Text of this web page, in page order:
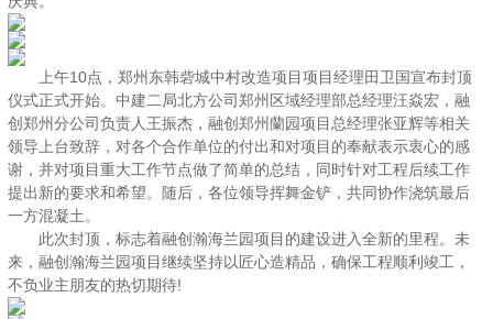
上午10点，郑州东韩砦城中村改造项目项目经理田卫国宣布封顶
仪式正式开始。中建二局北方公司郑州区域经理部总经理汪焱宏，融
创郑州分公司负责人王振杰，融创郑州蘭园项目总经理张亚辉等相关
领导上台致辞，对各个合作单位的付出和对项目的奉献表示衷心的感
谢，并对项目重大工作节点做了简单的总结，同时针对工程后续工作
提出新的要求和希望。随后，各位领导挥舞金铲，共同协作浇筑最后
一方混凝土。
此次封顶，标志着融创瀚海兰园项目的建设进入全新的里程。未
来，融创瀚海兰园项目继续坚持以匠心造精品，确保工程顺利竣工，
不负业主朋友的热切期待!